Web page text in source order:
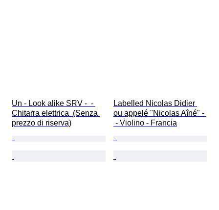
Un - Look alike SRV -  -
Chitarra elettrica  (Senza
prezzo di riserva)
Labelled Nicolas Didier
ou appelé "Nicolas Aîné" -
- Violino - Francia